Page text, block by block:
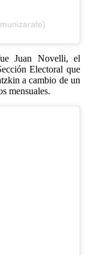
Juan Novelli, el
Electoral que
a cambio de un
mensuales.